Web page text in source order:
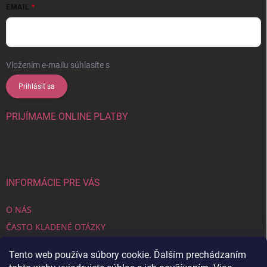
Tento web používa súbory cookie. Ďalším prechádzaním
EMAIL
Vložením e-mailu súhlasíte s
Prihlásiť sa
PRIJÍMAME ONLINE PLATBY
INFORMÁCIE PRE VÁS
O NÁS
ČASTO KLADENÉ OTÁZKY
ZÁSADY OCHRANY OSOBNÝCH ÚDAJOV